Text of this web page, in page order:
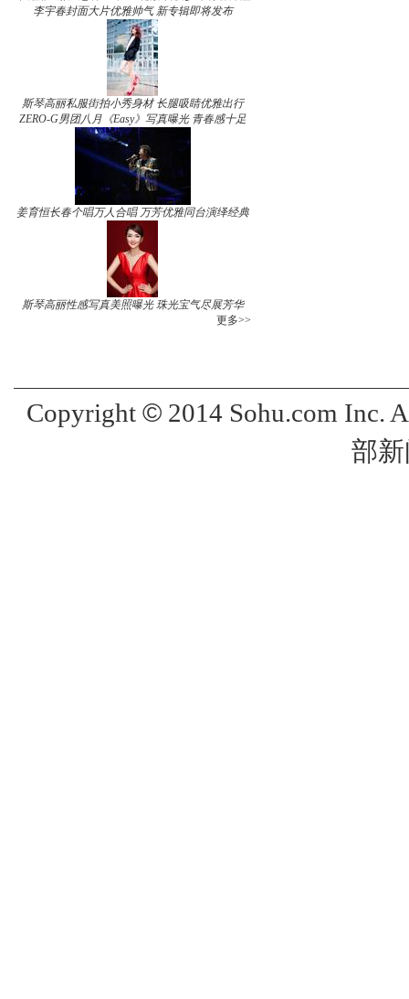
李宇春封面大片优雅帅气 新专辑即将发布
斯琴高丽私服街拍小秀身材 长腿吸睛优雅出行
ZERO-G男团八月《Easy》写真曝光 青春感十足
姜育恒长春个唱万人合唱 万芳优雅同台演绎经典
斯琴高丽性感写真美照曝光 珠光宝气尽展芳华
更多>>
Copyright ©2014 Sohu.com Inc.
部